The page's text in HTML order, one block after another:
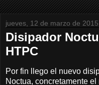
jueves, 12 de marzo de 2015
Disipador
HTPC
Por fin llego el nuevo
Noctua, concretamente